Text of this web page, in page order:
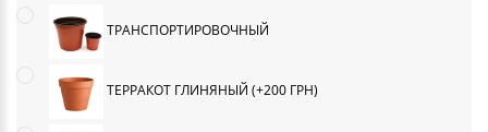
ТРАНСПОРТИРОВОЧНЫЙ
ТЕРРАКОТ ГЛИНЯНЫЙ (+200 ГРН)